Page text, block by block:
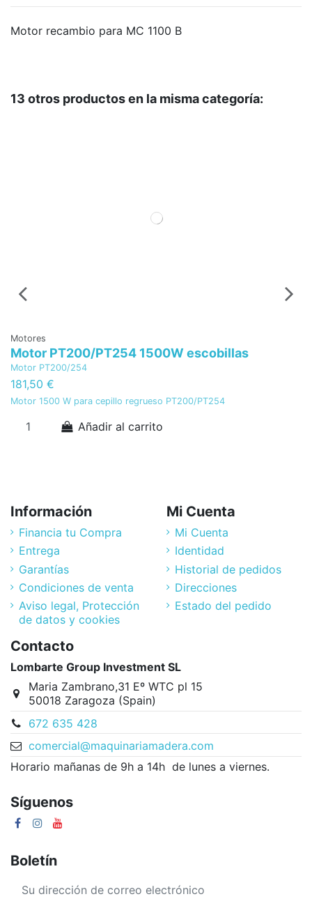
Motor recambio para MC 1100 B
13 otros productos en la misma categoría:
Motores
Motor PT200/PT254 1500W escobillas
Motor PT200/254
181,50 €
Motor 1500 W para cepillo regrueso PT200/PT254
Añadir al carrito
Información
Financia tu Compra
Entrega
Garantías
Condiciones de venta
Aviso legal, Protección
de datos y cookies
Mi Cuenta
Mi Cuenta
Identidad
Historial de pedidos
Direcciones
Estado del pedido
Contacto
Lombarte Group Investment SL
Maria Zambrano,31 Eº WTC pl 15
50018 Zaragoza (Spain)
672 635 428
comercial@maquinariamadera.com
Horario mañanas de 9h a 14h de lunes a viernes.
Síguenos
Boletín